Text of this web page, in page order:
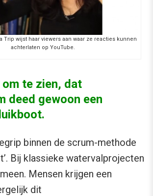
Trip wijst haar viewers aan waar ze reacties kunnen
achterlaten op YouTube.
te zien, dat
deed gewoon een
binnen de scrum-methode
Bij klassieke watervalprojecten
Mensen krijgen een
dit